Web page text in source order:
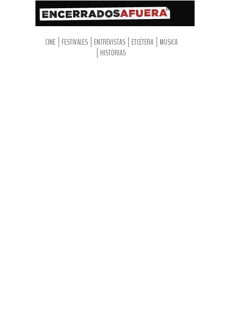
CINE FESTIVALES ENTREVISTAS ETCÉTERA
MÚSICA
HISTORIAS